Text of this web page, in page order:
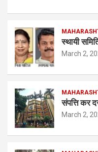
s
A
p
p
b
o
o
k
dI
n
स्थायी
March 2,
संपत्ति कर
March 2,